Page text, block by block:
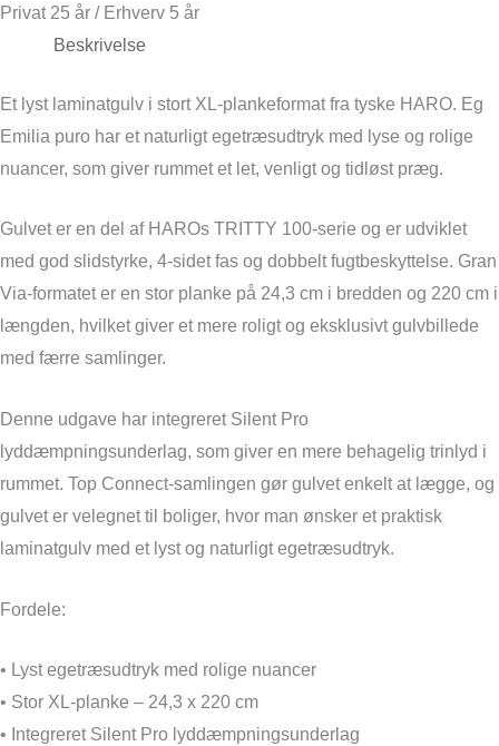
Privat 25 år / Erhverv 5 år
Beskrivelse
Et lyst laminatgulv i stort XL-plankeformat fra tyske HARO. Eg
Emilia puro har et naturligt egetræsudtryk med lyse og rolige
nuancer, som giver rummet et let, venligt og tidløst præg.
Gulvet er en del af HAROs TRITTY 100-serie og er udviklet
med god slidstyrke, 4-sidet fas og dobbelt fugtbeskyttelse. Gran
Via-formatet er en stor planke på 24,3 cm i bredden og 220 cm i
længden, hvilket giver et mere roligt og eksklusivt gulvbillede
med færre samlinger.
Denne udgave har integreret Silent Pro
lyddæmpningsunderlag, som giver en mere behagelig trinlyd i
rummet. Top Connect-samlingen gør gulvet enkelt at lægge, og
gulvet er velegnet til boliger, hvor man ønsker et praktisk
laminatgulv med et lyst og naturligt egetræsudtryk.
Fordele:
• Lyst egetræsudtryk med rolige nuancer
• Stor XL-planke – 24,3 x 220 cm
• Integreret Silent Pro lyddæmpningsunderlag